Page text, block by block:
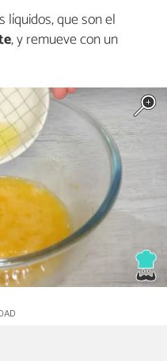
líquidos, que son el
, y remueve con un